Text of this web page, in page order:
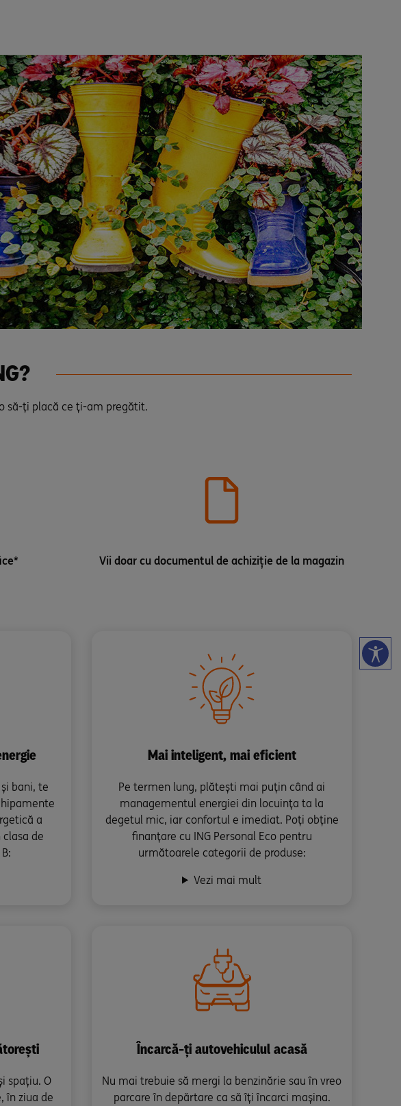
să-ți placă ce ți-am pregătit.
Vii doar cu documentul de achiziție de la magazin
bani, te
a
de
Mai inteligent, mai eficient
Pe termen lung, plătești mai puțin când ai
managementul energiei din locuința ta la
degetul mic, iar confortul e imediat. Poți obține
finanțare cu ING Personal Eco pentru
următoarele categorii de produse:
Vezi mai mult
spațiu. O
în ziua de
Încarcă-ți autovehiculul acasă
Nu mai trebuie să mergi la benzinărie sau în vreo
parcare în depărtare ca să îți încarci mașina.